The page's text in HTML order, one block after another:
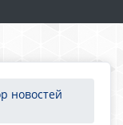
новостей